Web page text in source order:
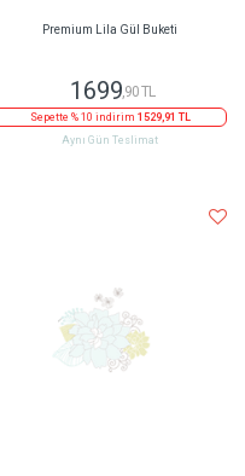
Premium Lila Gül Buketi
1699,90 TL
Sepette % 10 indirim1529,91 TL
Aynı Gün Teslimat